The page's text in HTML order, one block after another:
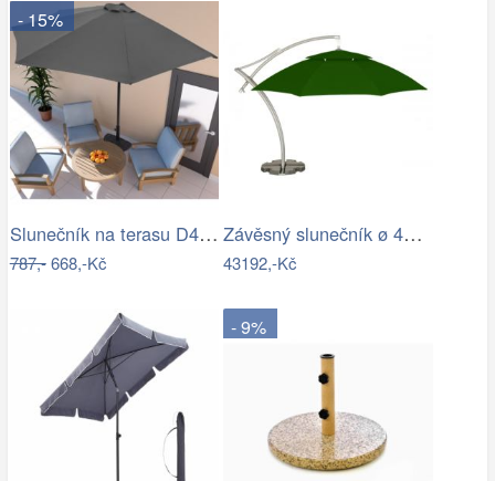
- 15%
Slunečník na terasu D4164 Dekorhome
787,-668,-Kč
Závěsný slunečník ø 420 cm
43192,-Kč
- 9%